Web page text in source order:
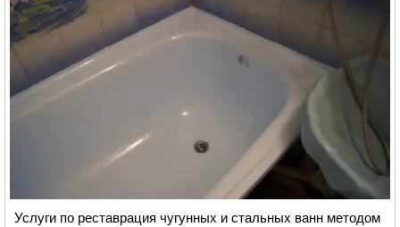
Услуги по реставрация чугунных и стальных ванн методом